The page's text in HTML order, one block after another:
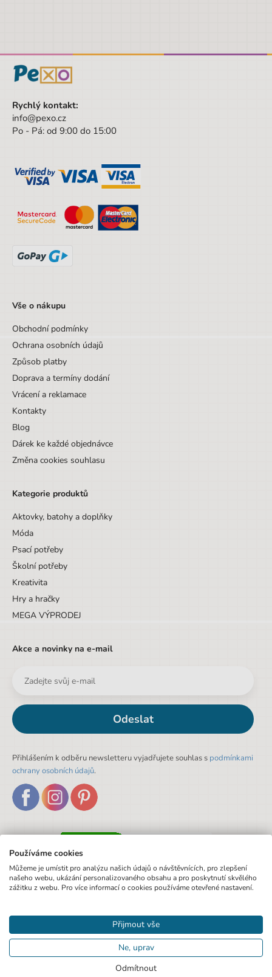
Druh
Tuby
Hloubka
Výška
Šířka
Hloubka obalu
Věk do
Designová položka
Rychlý kontakt:
info@pexo.cz
Po - Pá: od 9:00 do 15:00
Vše o nákupu
Obchodní podmínky
Ochrana osobních údajů
Způsob platby
Doprava a termíny dodání
Vrácení a reklamace
Kontakty
Blog
Dárek ke každé objednávce
Změna cookies souhlasu
Kategorie produktů
Aktovky, batohy a doplňky
Móda
Psací potřeby
Školní potřeby
Kreativita
Hry a hračky
MEGA VÝPRODEJ
Akce a novinky na e-mail
Odeslat
Přihlášením k odběru newsletteru vyjadřujete souhlas s podmínkami
ochrany osobních údajů.
Používáme cookies
Můžeme je umístit pro analýzu našich údajů o návštěvnících, pro zlepšení
našeho webu, ukázání personalizovaného obsahu a pro poskytnutí skvělého
zážitku z webu. Pro více informací o cookies používáme otevřené nastavení.
Přijmout vše
Ne, uprav
Odmítnout